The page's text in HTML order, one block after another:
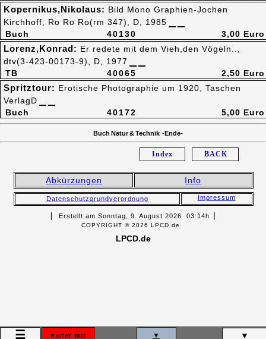
40130
Buch
Kopernikus,Nikolaus: Bild Mono Graphien-Jochen
Kirchhoff, Ro Ro Ro(rm 347), D, 1985
3,00 Euro
40065
TB
Lorenz,Konrad: Er redete mit dem Vieh,den Vögeln..,
dtv(3-423-00173-9), D, 1977
2,50 Euro
40172
Buch
Spritztour: Erotische Photographie um 1920, Taschen
VerlagD
5,00 Euro
Buch Natur & Technik -Ende-
Index BACK
Abkürzungen Info
Datenschutzgrundverordnung Impressum
▏ Erstellt am Sonntag, 9. August 2026 03:14h▕
COPYRIGHT © 2026 LPCD.de
LPCD.de
☰ weiter mit ▼ ▼